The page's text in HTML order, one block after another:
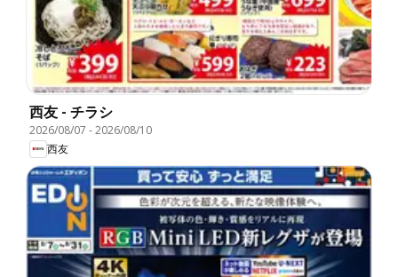
西友 - チラシ
2026/08/07 -2026/08/10
西友